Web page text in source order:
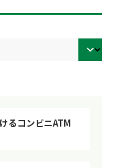
るコンビニATM